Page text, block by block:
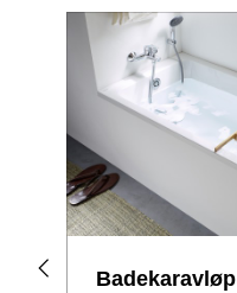
Badekaravløp